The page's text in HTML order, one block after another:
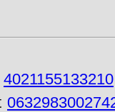
4021155133210